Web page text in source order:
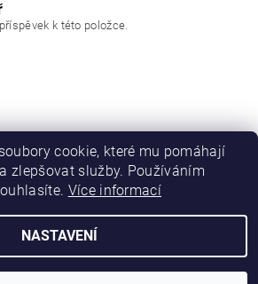
k této položce.
kosmetika, všechna práva vyhrazena
cookie, které mu pomáhají
zlepšovat služby. Používáním
Více informací
NASTAVENÍ